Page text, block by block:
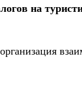
на